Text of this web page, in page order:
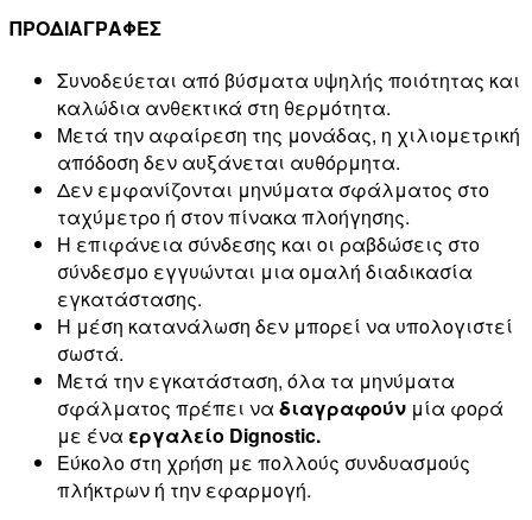
ΠΡΟΔΙΑΓΡΑΦΕΣ
Συνοδεύεται από βύσματα υψηλής ποιότητας και
καλώδια ανθεκτικά στη θερμότητα.
Μετά την αφαίρεση της μονάδας, η χιλιομετρική
απόδοση δεν αυξάνεται αυθόρμητα.
Δεν εμφανίζονται μηνύματα σφάλματος στο
ταχύμετρο ή στον πίνακα πλοήγησης.
Η επιφάνεια σύνδεσης και οι ραβδώσεις στο
σύνδεσμο εγγυώνται μια ομαλή διαδικασία
εγκατάστασης.
Η μέση κατανάλωση δεν μπορεί να υπολογιστεί
σωστά.
Μετά την εγκατάσταση, όλα τα μηνύματα
σφάλματος πρέπει να διαγραφούν μία φορά
με ένα εργαλείο Dignostic.
Εύκολο στη χρήση με πολλούς συνδυασμούς
πλήκτρων ή την εφαρμογή.